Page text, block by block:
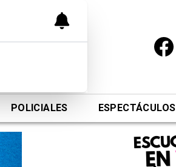
POLICIALES ESPECTÁCULOS